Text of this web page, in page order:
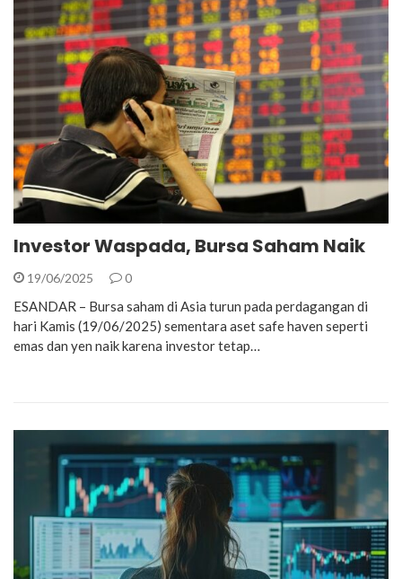
Investor Waspada, Bursa Saham Naik
19/06/2025 0
ESANDAR – Bursa saham di Asia turun pada perdagangan di
hari Kamis (19/06/2025) sementara aset safe haven seperti
emas dan yen naik karena investor tetap…